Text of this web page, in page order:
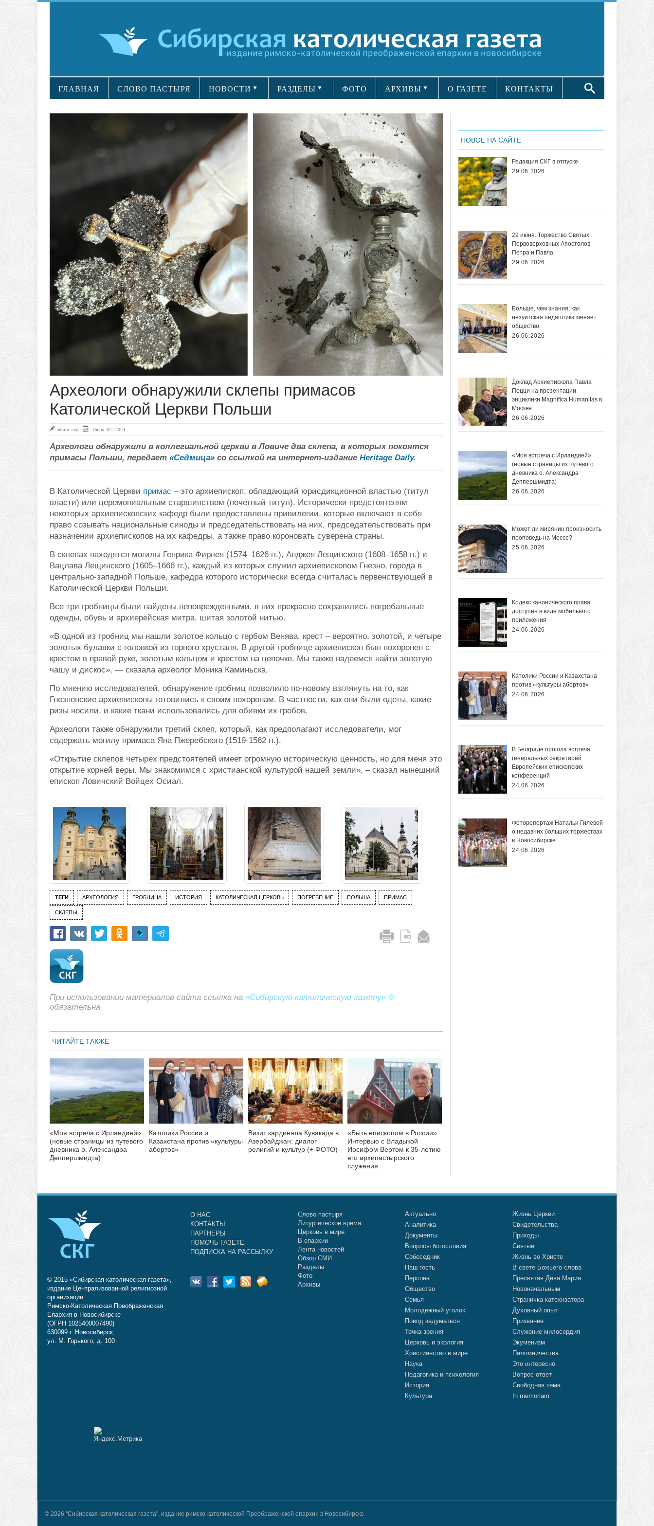
ГЛАВНАЯ СЛОВО ПАСТЫРЯ НОВОСТИ РАЗДЕЛЫ ФОТО АРХИВЫ О ГАЗЕТЕ КОНТАКТЫ
Археологи обнаружили склепы примасов
Католической Церкви Польши
admin skg Июнь 07, 2024
Археологи обнаружили в коллегиальной церкви в Ловиче два склепа, в которых покоятся
примасы Польши, передает «Седмица» со ссылкой на интернет-издание Heritage Daily.
В Католической Церкви примас – это архиепископ, обладающий юрисдикционной властью (титул
власти) или церемониальным старшинством (почетный титул). Исторически предстоятелям
некоторых архиепископских кафедр были предоставлены привилегии, которые включают в себя
право созывать национальные синоды и председательствовать на них, председательствовать при
назначении архиепископов на их кафедры, а также право короновать суверена страны.
В склепах находятся могилы Генрика Фирлея (1574–1626 гг.), Анджея Лещинского (1608–1658 гг.) и
Вацлава Лещинского (1605–1666 гг.), каждый из которых служил архиепископом Гнезно, города в
центрально-западной Польше, кафедра которого исторически всегда считалась первенствующей в
Католической Церкви Польши.
Все три гробницы были найдены неповрежденными, в них прекрасно сохранились погребальные
одежды, обувь и архиерейская митра, шитая золотой нитью.
«В одной из гробниц мы нашли золотое кольцо с гербом Венява, крест – вероятно, золотой, и четыре
золотых булавки с головкой из горного хрусталя. В другой гробнице архиепископ был похоронен с
крестом в правой руке, золотым кольцом и крестом на цепочке. Мы также надеемся найти золотую
чашу и дискос», — сказала археолог Моника Каминьска.
По мнению исследователей, обнаружение гробниц позволило по-новому взглянуть на то, как
Гнезненские архиепископы готовились к своим похоронам. В частности, как они были одеты, какие
ризы носили, и какие ткани использовались для обивки их гробов.
Археологи также обнаружили третий склеп, который, как предполагают исследователи, мог
содержать могилу примаса Яна Пжеребского (1519-1562 гг.).
«Открытие склепов четырех предстоятелей имеет огромную историческую ценность, но для меня это
открытие корней веры. Мы знакомимся с христианской культурой нашей земли», – сказал нынешний
епископ Ловичский Войцех Осиал.
ТЕГИ АРХЕОЛОГИЯ ГРОБНИЦА ИСТОРИЯ КАТОЛИЧЕСКАЯ ЦЕРКОВЬ ПОГРЕБЕНИЕ ПОЛЬША ПРИМАС
СКЛЕПЫ
При использовании материалов сайта ссылка на «Сибирскую католическую газету» ©
обязательна
ЧИТАЙТЕ ТАКЖЕ
«Моя встреча с Ирландией»
(новые страницы из путевого
дневника о. Александра
Деппершмидта)
Католики России и
Казахстана против «культуры
абортов»
Визит кардинала Кувакада в
Азербайджан: диалог
религий и культур (+ ФОТО)
«Быть епископом в России».
Интервью с Владыкой
Иосифом Вертом к 35-летию
его архипастырского
служения
НОВОЕ НА САЙТЕ
Редакция СКГ в отпуске
29.06.2026
29 июня. Торжество Святых
Первоверховных Апостолов
Петра и Павла
29.06.2026
Больше, чем знания: как
иезуитская педагогика меняет
общество
26.06.2026
Доклад Архиепископа Павла
Пецци на презентации
энциклики Magnifica Нumanitas в
Москве
26.06.2026
«Моя встреча с Ирландией»
(новые страницы из путевого
дневника о. Александра
Деппершмидта)
26.06.2026
Может ли мирянин произносить
проповедь на Мессе?
25.06.2026
Кодекс канонического права
доступен в виде мобильного
приложения
24.06.2026
Католики России и Казахстана
против «культуры абортов»
24.06.2026
В Белграде прошла встреча
генеральных секретарей
Европейских епископских
конференций
24.06.2026
Фоторепортаж Натальи Гилёвой
о недавних больших торжествах
в Новосибирске
24.06.2026
© 2015 «Сибирская католическая газета»,
издание Централизованной религиозной
организации
Римско-Католическая Преображенская
Епархия в Новосибирске
(ОГРН 1025400007490)
630099 г. Новосибирск,
ул. М. Горького, д. 100
О НАС
КОНТАКТЫ
ПАРТНЕРЫ
ПОМОЧЬ ГАЗЕТЕ
ПОДПИСКА НА РАССЫЛКУ
Слово пастыря
Литургическое время
Церковь в мире
В епархии
Лента новостей
Обзор СМИ
Разделы
Фото
Архивы
Актуально
Аналитика
Документы
Вопросы богословия
Собеседник
Наш гость
Персона
Общество
Семья
Молодежный уголок
Повод задуматься
Точка зрения
Церковь и экология
Христианство в мире
Наука
Педагогика и психология
История
Культура
Жизнь Церкви
Свидетельства
Приходы
Святые
Жизнь во Христе
В свете Божьего слова
Пресвятая Дева Мария
Новоначальным
Страничка катехизатора
Духовный опыт
Призвание
Служение милосердия
Экуменизм
Паломничества
Это интересно
Вопрос-ответ
Свободная тема
In memoriam
© 2026 "Сибирская католическая газета", издание римско-католической Преображенской епархии в Новосибирске